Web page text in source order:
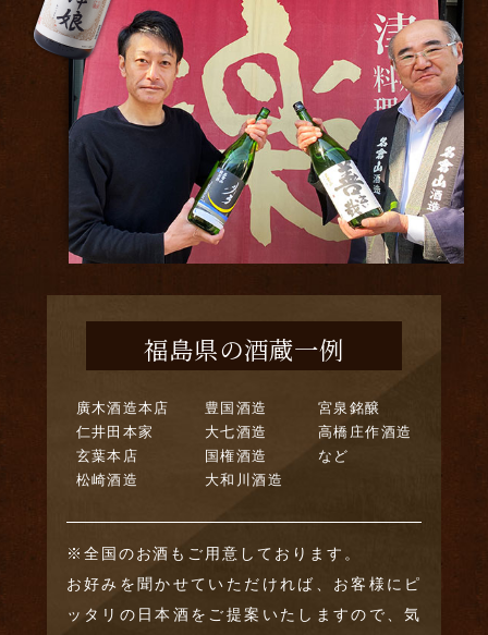
福島県の酒蔵一例
廣木酒造本店
仁井田本家
玄葉本店
松崎酒造
豊国酒造
大七酒造
国権酒造
大和川酒造
宮泉銘醸
高橋庄作酒造
など
※全国のお酒もご用意しております。
お好みを聞かせていただければ、お客様にピ
ッタリの日本酒をご提案いたしますので、気